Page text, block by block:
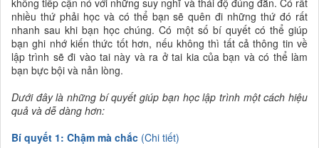
nhiều thứ phải học và có thể bạn sẽ quên đi những thứ đó rất
nhanh sau khi bạn học chúng. Có một số bí quyết có thể giúp
bạn ghi nhớ kiến thức tốt hơn, nếu không thì tất cả thông tin về
lập trình sẽ đi vào tai này và ra ở tai kia của bạn và có thể làm
bạn bực bội và nản lòng.
Dưới đây là những bí quyết giúp bạn học lập trình một cách hiệu
quả và dễ dàng hơn:
Bí quyết 1: Chậm mà chắc (Chi tiết)